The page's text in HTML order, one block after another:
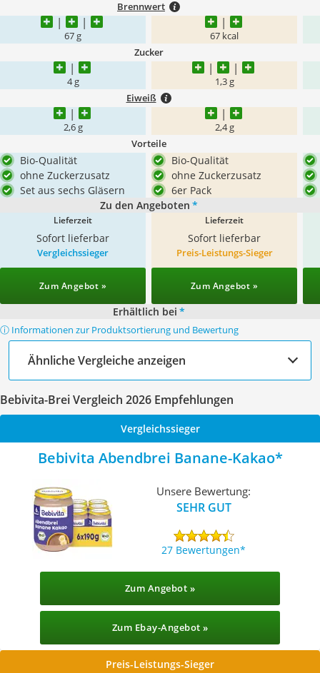
Brennwert
67 g 67 kcal
Zucker
4 g 1,3 g
Eiweiß
2,6 g 2,4 g
Vorteile
Bio-Qualität
ohne Zuckerzusatz
Set aus sechs Gläsern
Bio-Qualität
ohne Zuckerzusatz
6er Pack
Zu den Angeboten *
Lieferzeit
Sofort lieferbar
Lieferzeit
Sofort lieferbar
Vergleichssieger
Zum Angebot »
Preis-Leistungs-Sieger
Zum Angebot »
Erhältlich bei *
ⓘ Informationen zur Produktsortierung und Bewertung
Ähnliche Vergleiche anzeigen
Bebivita-Brei Vergleich 2026 Empfehlungen
Vergleichssieger
Bebivita Abendbrei Banane-Kakao
Unsere Bewertung:
SEHR GUT
27 Bewertungen
Zum Angebot »
Zum Ebay-Angebot »
Preis-Leistungs-Sieger